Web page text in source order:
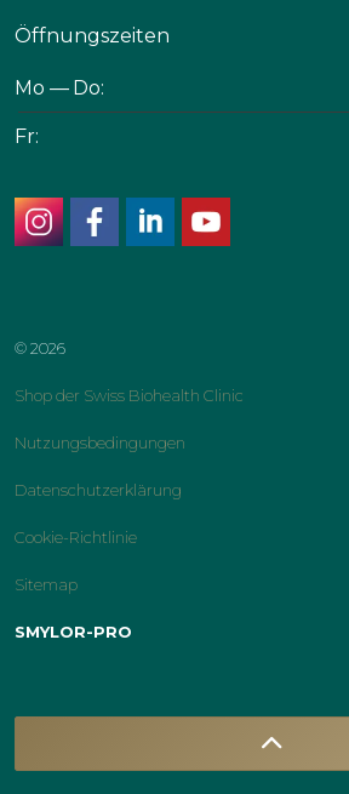
Öffnungszeiten
Mo — Do:
Fr:
© 2026
Shop der Swiss Biohealth Clinic
Nutzungsbedingungen
Datenschutzerklärung
Cookie-Richtlinie
Sitemap
SMYLOR-PRO